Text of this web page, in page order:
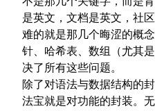
是英文，文档是英文，社
难的就是那几个晦涩的概
针、哈希表、数组（尤其
决了所有这些问题。
除了对语法与数据结构的
法宝就是对功能的封装。